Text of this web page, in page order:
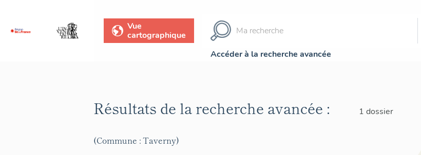
Vue
cartographique
Accéder à la recherche avancée
Résultats de la recherche avancée : 1 dossier
(Commune : Taverny)